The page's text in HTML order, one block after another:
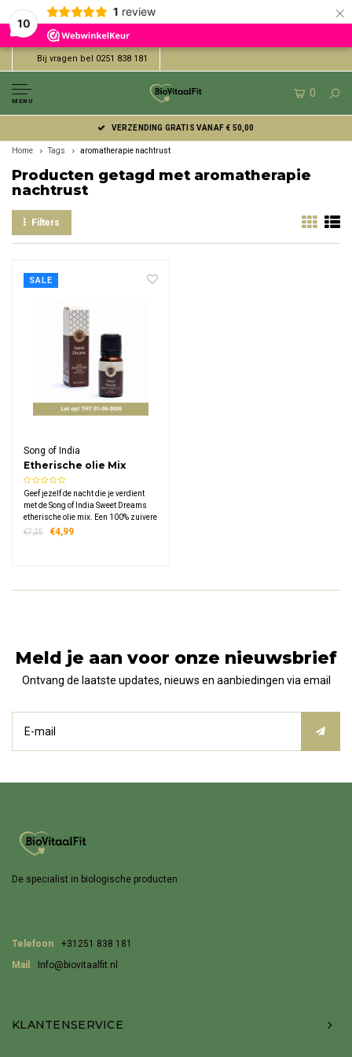
10
1 review ×
Bij vragen bel 0251 838 181
MENU
0
VERZENDING GRATIS VANAF € 50,00
Home Tags aromatherapie nachtrust
Producten getagd met aromatherapie
nachtrust
Filters
SALE
Song of India
Etherische olie Mix
Sweet Dreams
Geef jezelf de nacht die je verdient
met de Song of India Sweet Dreams
etherische olie mix. Een 100% zuivere
blend van lavendel en sinaasappel
€7,25 €4,99
Meld je aan voor onze nieuwsbrief
Ontvang de laatste updates, nieuws en aanbiedingen via email
De specialist in biologische producten
Telefoon
+31251 838 181
Mail
Info@biovitaalfit.nl
KLANTENSERVICE